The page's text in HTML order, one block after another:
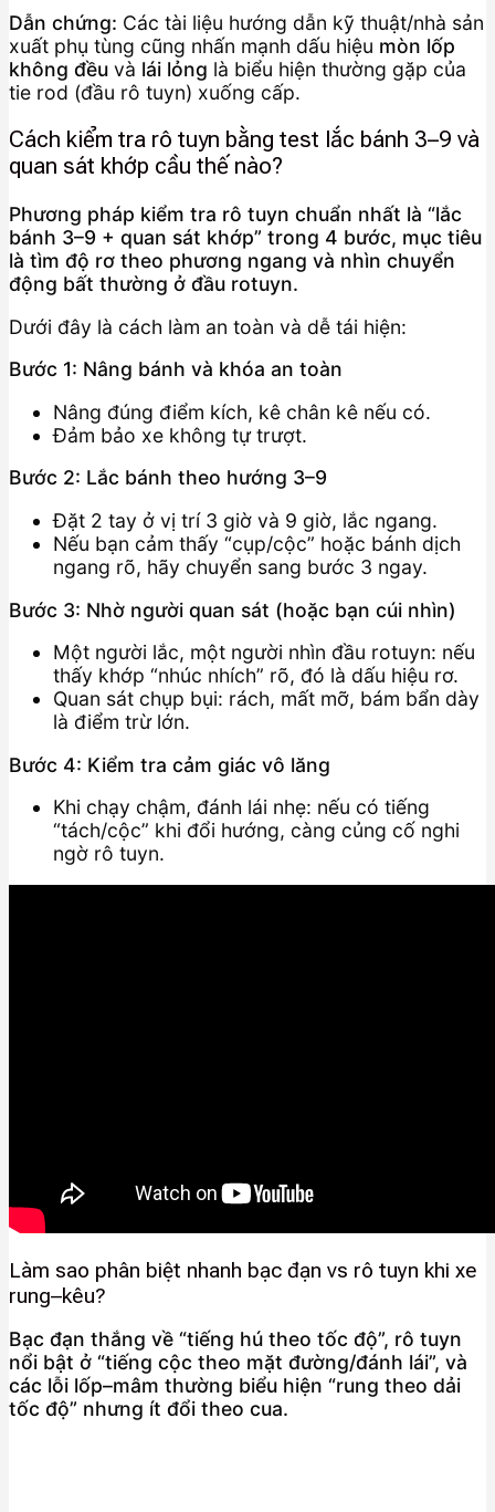
Dẫn chứng: Các tài liệu hướng dẫn kỹ thuật/nhà sản
xuất phụ tùng cũng nhấn mạnh dấu hiệu mòn lốp
không đều và lái lỏng là biểu hiện thường gặp của
tie rod (đầu rô tuyn) xuống cấp.
Cách kiểm tra rô tuyn bằng test lắc bánh 3–9 và
quan sát khớp cầu thế nào?
Phương pháp kiểm tra rô tuyn chuẩn nhất là “lắc
bánh 3–9 + quan sát khớp” trong 4 bước, mục tiêu
là tìm độ rơ theo phương ngang và nhìn chuyển
động bất thường ở đầu rotuyn.
Dưới đây là cách làm an toàn và dễ tái hiện:
Bước 1: Nâng bánh và khóa an toàn
Nâng đúng điểm kích, kê chân kê nếu có.
Đảm bảo xe không tự trượt.
Bước 2: Lắc bánh theo hướng 3–9
Đặt 2 tay ở vị trí 3 giờ và 9 giờ, lắc ngang.
Nếu bạn cảm thấy “cụp/cộc” hoặc bánh dịch
ngang rõ, hãy chuyển sang bước 3 ngay.
Bước 3: Nhờ người quan sát (hoặc bạn cúi nhìn)
Một người lắc, một người nhìn đầu rotuyn: nếu
thấy khớp “nhúc nhích” rõ, đó là dấu hiệu rơ.
Quan sát chụp bụi: rách, mất mỡ, bám bẩn dày
là điểm trừ lớn.
Bước 4: Kiểm tra cảm giác vô lăng
Khi chạy chậm, đánh lái nhẹ: nếu có tiếng
“tách/cộc” khi đổi hướng, càng củng cố nghi
ngờ rô tuyn.
Làm sao phân biệt nhanh bạc đạn vs rô tuyn khi xe
rung–kêu?
Bạc đạn thắng về “tiếng hú theo tốc độ”, rô tuyn
nổi bật ở “tiếng cộc theo mặt đường/đánh lái”, và
các lỗi lốp–mâm thường biểu hiện “rung theo dải
tốc độ” nhưng ít đổi theo cua.